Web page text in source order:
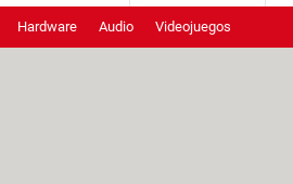
Hardware Audio Videojuegos